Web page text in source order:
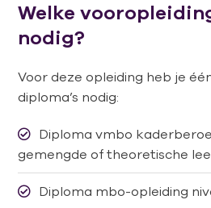
Welke
nodig?
Voor deze opleiding heb je
diploma’s nodig:
Diploma vmbo
gemengde of theoretische
Diploma mbo-opleiding